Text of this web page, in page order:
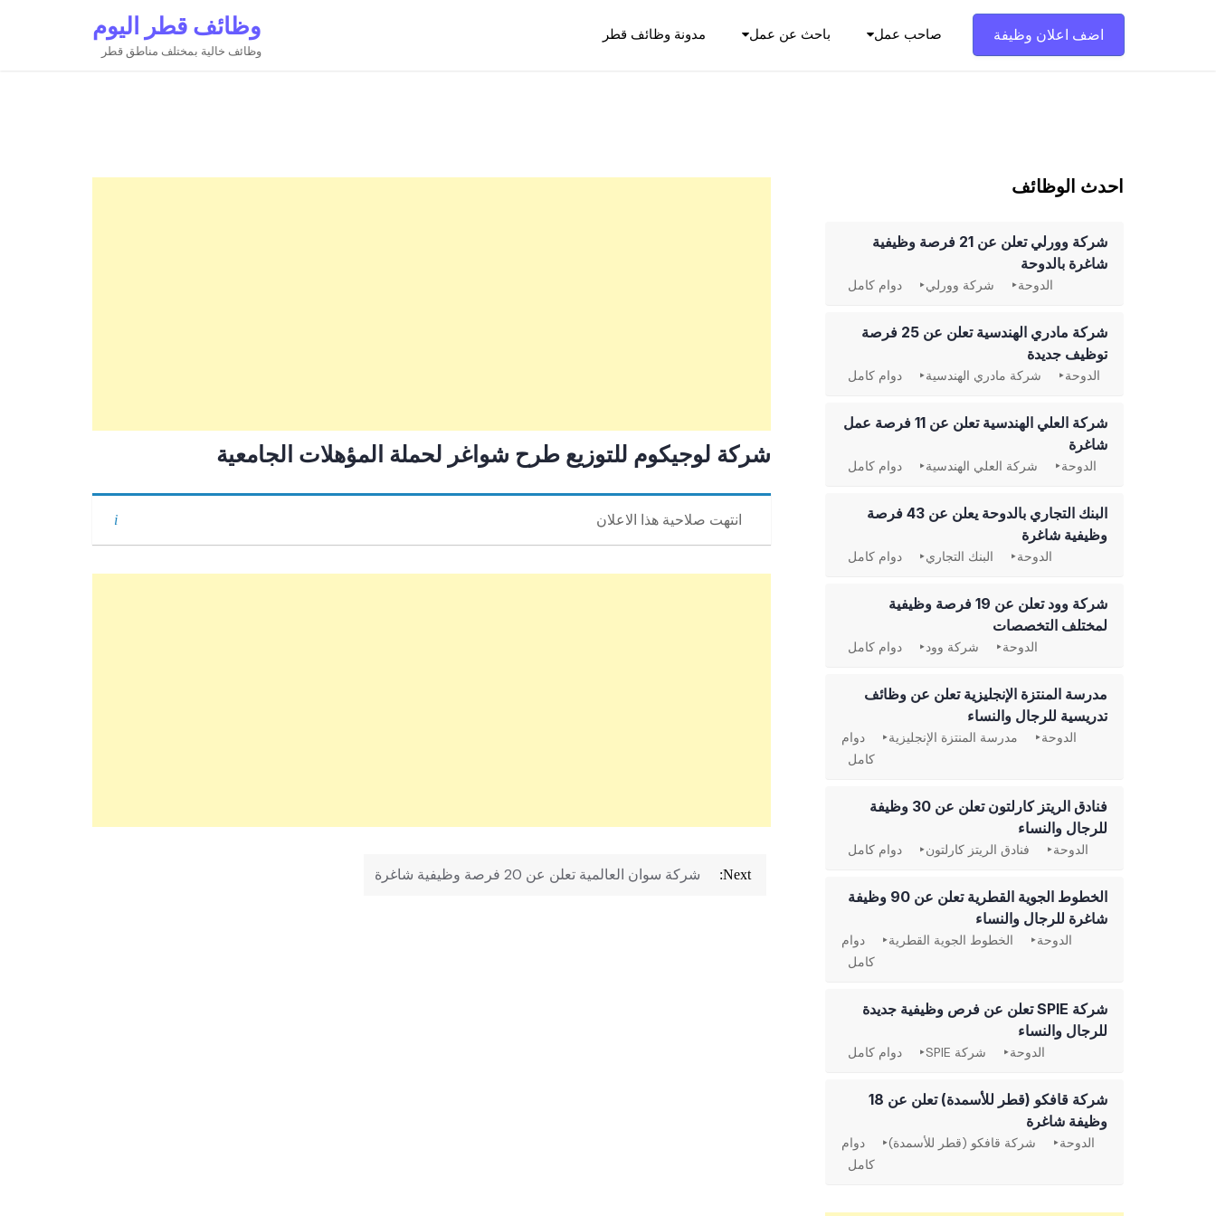
وظائف قطر اليوم
وظائف خالية بمختلف مناطق قطر
مدونة وظائف قطر باحث عن عمل صاحب عمل اضف اعلان وظيفة
شركة لوجيكوم للتوزيع طرح شواغر لحملة المؤهلات الجامعية
انتهت صلاحية هذا الاعلان
تصفّح
Next: شركة سوان العالمية تعلن عن 20 فرصة وظيفية شاغرة
احدث الوظائف
شركة وورلي تعلن عن 21 فرصة وظيفية
شاغرة بالدوحة
الدوحة شركة وورلي دوام كامل
شركة مادري الهندسية تعلن عن 25 فرصة
توظيف جديدة
الدوحة شركة مادري الهندسية دوام كامل
شركة العلي الهندسية تعلن عن 11 فرصة عمل
شاغرة
الدوحة شركة العلي الهندسية دوام كامل
‏البنك التجاري بالدوحة يعلن عن 43 فرصة
وظيفية شاغرة
الدوحة البنك التجاري دوام كامل
شركة وود تعلن عن 19 فرصة وظيفية
لمختلف التخصصات
الدوحة شركة وود دوام كامل
مدرسة المنتزة الإنجليزية تعلن عن وظائف
تدريسية للرجال والنساء
الدوحة مدرسة المنتزة الإنجليزية
دوام
كامل
فنادق الريتز كارلتون تعلن عن 30 وظيفة
للرجال والنساء
الدوحة فنادق الريتز كارلتون دوام كامل
الخطوط الجوية القطرية تعلن عن 90 وظيفة
شاغرة للرجال والنساء
الدوحة الخطوط الجوية القطرية
دوام
كامل
شركة SPIE تعلن عن فرص وظيفية جديدة
للرجال والنساء
الدوحة شركة SPIE دوام كامل
شركة قافكو (قطر للأسمدة) تعلن عن 18
وظيفة شاغرة
الدوحة شركة قافكو (قطر للأسمدة)
دوام
كامل